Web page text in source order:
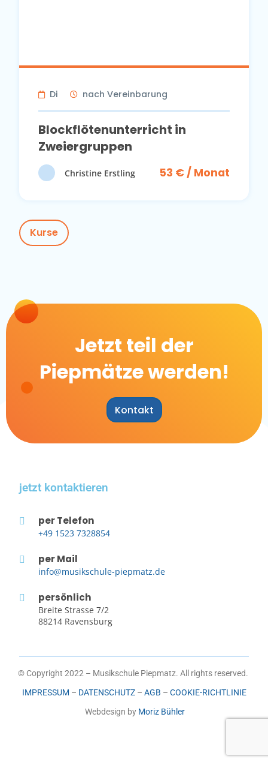
Di nach Vereinbarung
Blockflötenunterricht in
Zweiergruppen
Christine Erstling 53 € / Monat
Kurse
Jetzt teil der
Piepmätze werden!
Kontakt
jetzt kontaktieren
per Telefon
+49 1523 7328854
per Mail
info@musikschule-piepmatz.de
persönlich
Breite Strasse 7/2
88214 Ravensburg
© Copyright 2022 – Musikschule Piepmatz. All rights reserved.
IMPRESSUM – DATENSCHUTZ– AGB – COOKIE-RICHTLINIE
Webdesign by Moriz Bühler